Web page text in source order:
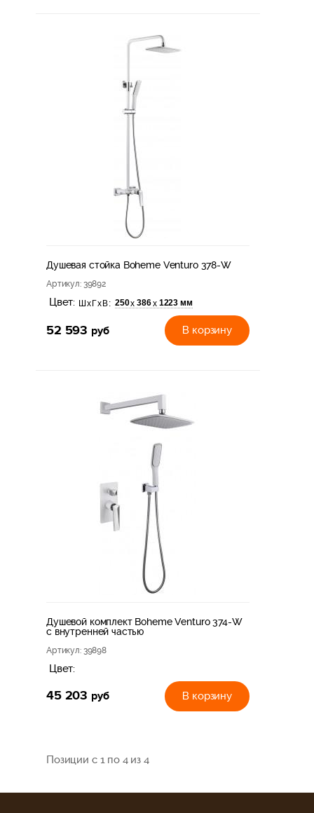
Душевая стойка Boheme Venturo 378-W
Артикул: 39892
Цвет: ШхГхВ: 250х 386х 1223 мм
52 593 руб В корзину
Душевой комплект Boheme Venturo 374-W
с внутренней частью
Артикул: 39898
Цвет:
45 203 руб В корзину
Позиции с 1 по 4 из 4